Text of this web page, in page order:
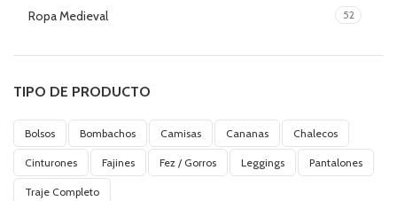
Ropa Medieval 52
TIPO DE PRODUCTO
Bolsos Bombachos Camisas Cananas Chalecos
Cinturones Fajines Fez / Gorros Leggings Pantalones
Traje Completo